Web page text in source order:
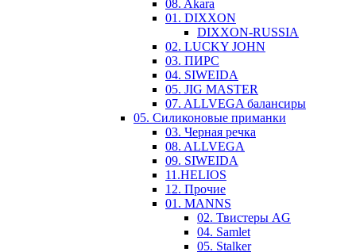
08. Akara
01. DIXXON
DIXXON-RUSSIA
02. LUCKY JOHN
03. ПИРС
04. SIWEIDA
05. JIG MASTER
07. ALLVEGA балансиры
05. Силиконовые приманки
03. Черная речка
08. ALLVEGA
09. SIWEIDA
11.HELIOS
12. Прочие
01. MANNS
02. Твистеры AG
04. Samlet
05. Stalker